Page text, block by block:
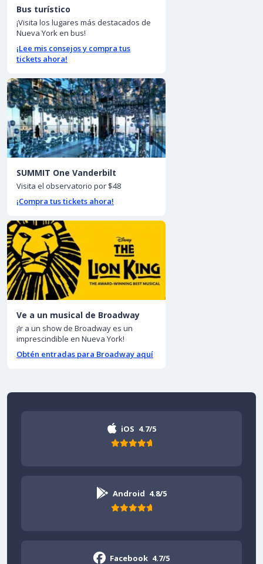
Bus turístico
¡Visita los lugares más destacados de
Nueva York en bus!
¡Lee mis consejos y compra tus
tickets ahora!
SUMMIT One Vanderbilt
Visita el observatorio por $48
¡Compra tus tickets ahora!
Ve a un musical de Broadway
¡Ir a un show de Broadway es un
imprescindible en Nueva York!
Obtén entradas para Broadway aquí
iOS 4.7/5
Android 4.8/5
Facebook 4.7/5